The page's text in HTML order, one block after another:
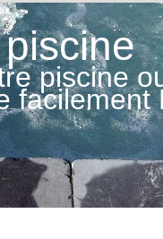
piscine
facilement